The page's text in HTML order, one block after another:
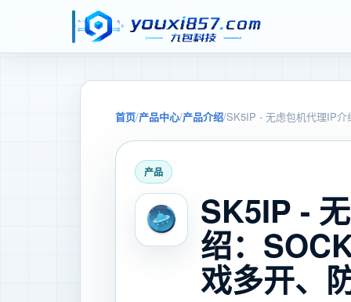
首页/产品中心/产品介绍/SK5IP - 无虑包机代理IP
产品
SK5IP -
绍：
戏多开、